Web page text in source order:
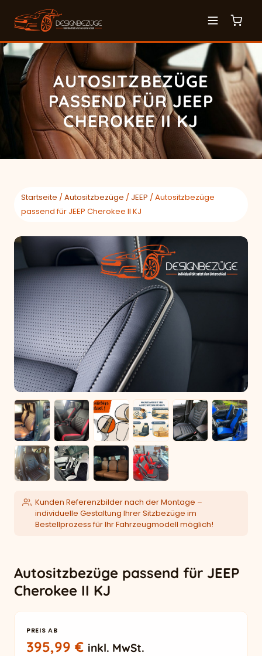
AUTOSITZBEZÜGE
PASSEND FÜR JEEP
CHEROKEE II KJ
Startseite /Autositzbezüge / JEEP / Autositzbezüge
passend für JEEP Cherokee II KJ
Kunden Referenzbilder nach der Montage –
individuelle Gestaltung Ihrer Sitzbezüge im
Bestellprozess für Ihr Fahrzeugmodell möglich!
Autositzbezüge passend für JEEP
Cherokee II KJ
PREIS AB
395,99€ inkl. MwSt.